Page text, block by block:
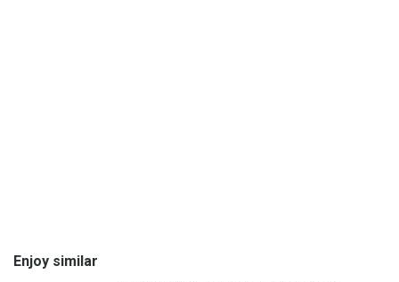
Enjoy similar